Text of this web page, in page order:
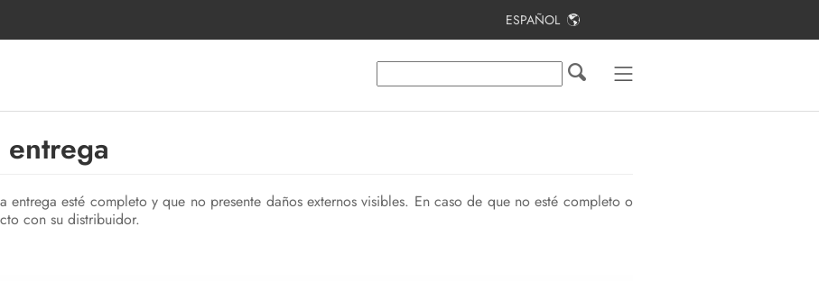
ESPAÑOL
esté completo y que no presente daños externos visibles. En caso de que no esté completo o
con su distribuidor.
Índice
Vista general del producto